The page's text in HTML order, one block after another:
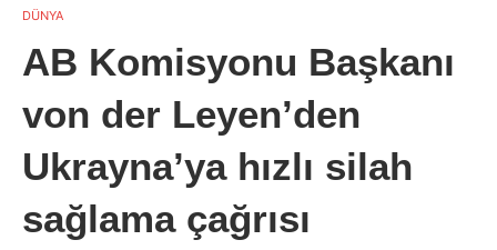
DÜNYA
AB Komisyonu Başkanı
von der Leyen’den
Ukrayna’ya hızlı silah
sağlama çağrısı